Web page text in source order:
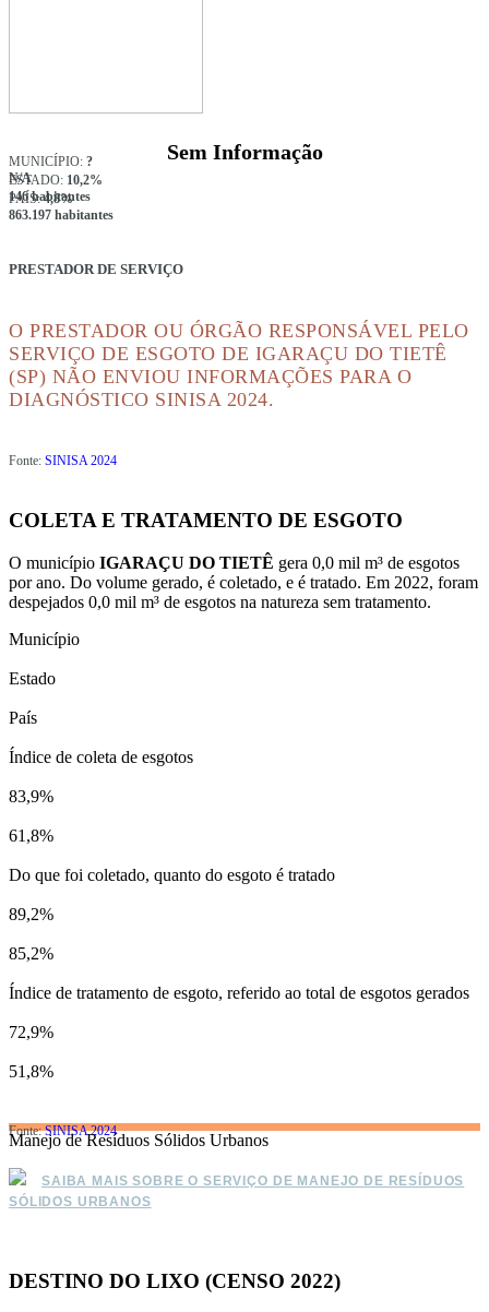
Sem Informação
MUNICÍPIO: ?
N/A
ESTADO: 10,2%
146 habitantes
PAÍS:4,8%
863.197 habitantes
PRESTADOR DE SERVIÇO
O PRESTADOR OU ÓRGÃO RESPONSÁVEL PELO
SERVIÇO DE ESGOTO DE IGARAÇU DO TIETÊ
(SP) NÃO ENVIOU INFORMAÇÕES PARA O
DIAGNÓSTICO SINISA 2024.
Fonte: SINISA 2024
COLETA E TRATAMENTO DE ESGOTO
O município IGARAÇU DO TIETÊ gera 0,0 mil m³ de esgotos
por ano. Do volume gerado, é coletado, e é tratado. Em 2022, foram
despejados 0,0 mil m³ de esgotos na natureza sem tratamento.
Município
Estado
País
Índice de coleta de esgotos
83,9%
61,8%
Do que foi coletado, quanto do esgoto é tratado
89,2%
85,2%
Índice de tratamento de esgoto, referido ao total de esgotos gerados
72,9%
51,8%
Fonte:SINISA 2024
Manejo de Resíduos Sólidos Urbanos
SAIBA MAIS SOBRE O SERVIÇO DE MANEJO DE RESÍDUOS
SÓLIDOS URBANOS
DESTINO DO LIXO (CENSO 2022)